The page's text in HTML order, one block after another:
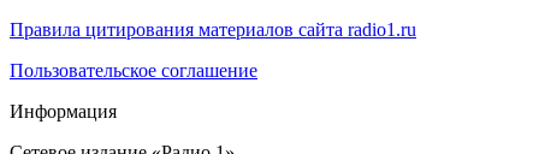
Правила цитирования материалов сайта radio1.ru
Пользовательское соглашение
Информация